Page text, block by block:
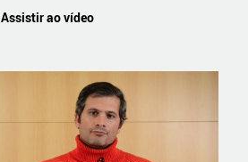
Assistir ao vídeo